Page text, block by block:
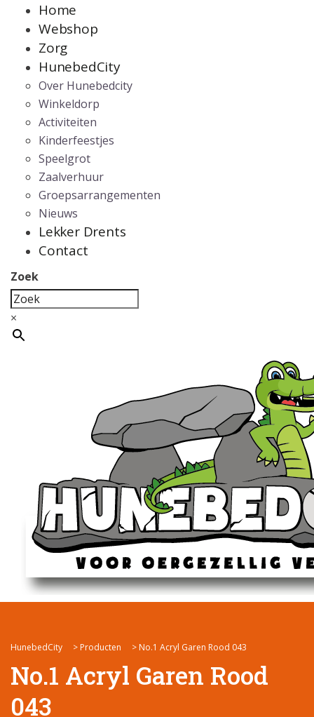
Home
Webshop
Zorg
HunebedCity
Over Hunebedcity
Winkeldorp
Activiteiten
Kinderfeestjes
Speelgrot
Zaalverhuur
Groepsarrangementen
Nieuws
Lekker Drents
Contact
Zoek
×
HunebedCity > Producten > No.1 Acryl Garen Rood 043
No.1 Acryl Garen Rood
043